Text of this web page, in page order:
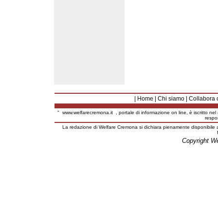
Home Chi siamo Collabora
" www.welfarecremona.it, portale di informazione on line, è iscritto nel
La redazione di Welfare Cremona si dichiara pienamente
Copyright